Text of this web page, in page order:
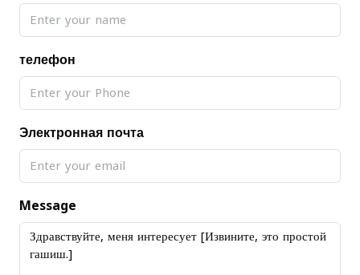
телефон
Электронная почта
Message